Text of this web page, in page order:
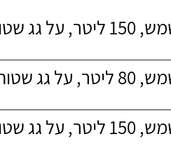
התקנת דוד שמש, 150
התקנת דוד שמש, 80 ליטר,
התקנת דוד שמש, 150